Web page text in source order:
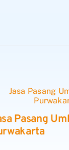
Pasang